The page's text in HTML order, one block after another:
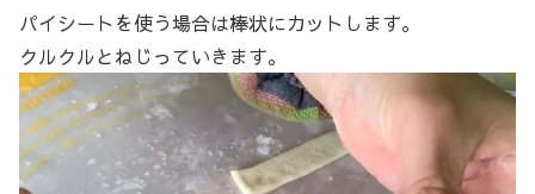
パイシートを使う場合は棒状にカットします。
クルクルとねじっていきます。